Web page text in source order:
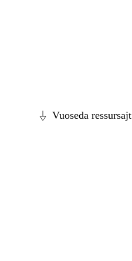
Vuoseda ressursajt